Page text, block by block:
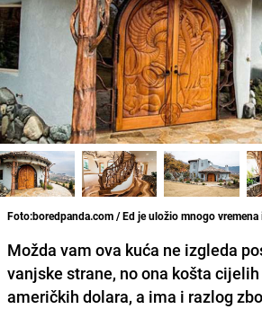
Foto:boredpanda.com / Ed je uložio mnogo
Možda vam ova kuća ne izgleda
vanjske strane, no ona košta
američkih dolara, a ima i razlog